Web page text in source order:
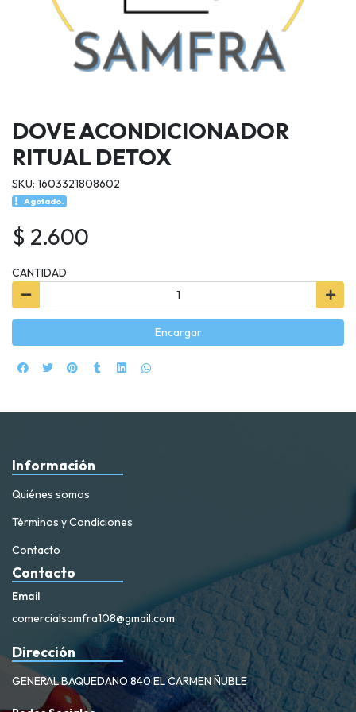
DOVE ACONDICIONADOR
RITUAL DETOX
SKU: 1603321808602
Agotado.
$ 2.600
CANTIDAD
Encargar
Información
Quiénes somos
Términos y Condiciones
Contacto
Contacto
Email
comercialsamfra108@gmail.com
Dirección
GENERAL BAQUEDANO 840 EL CARMEN ÑUBLE